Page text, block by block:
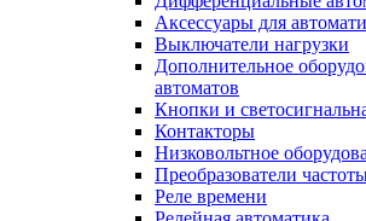
Аксессуары для
Выключатели нагрузки
Дополнительное
автоматов
Кнопки и
Контакторы
Низковольтное
Преобразователи
Реле времени